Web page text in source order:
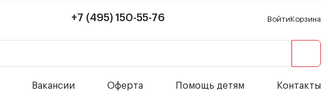
+7 (495) 150-55-76 ВойтиКорзина
Вакансии Оферта Помощь детям Контакты